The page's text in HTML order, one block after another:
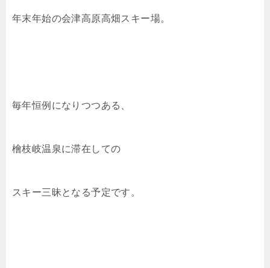
年末年始の会津高原高畑スキー場。
毎年恒例になりつつある、
檜枝岐温泉に滞在しての
スキー三昧となる予定です。